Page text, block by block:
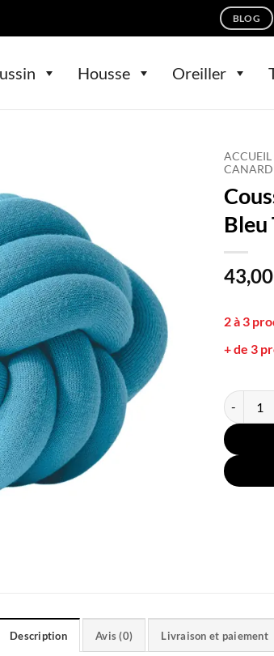
BLOG
Housse Oreiller
ACCUEIL
CANARD
Bleu
43,00
2 à 3
+ de 3
quantité
Description Avis (0) Livraison et paiement